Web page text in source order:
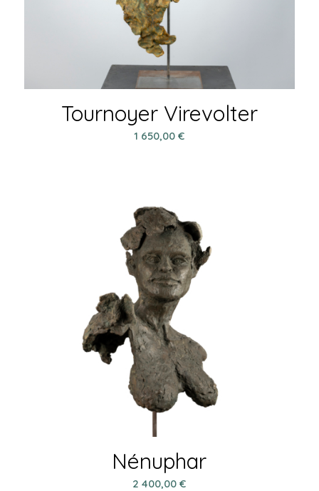
Tournoyer Virevolter
1 650,00€
Nénuphar
2 400,00€